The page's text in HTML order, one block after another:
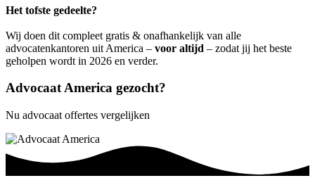
Het tofste gedeelte?
Wij doen dit compleet gratis & onafhankelijk van alle
advocatenkantoren uit America – voor altijd – zodat jij het beste
geholpen wordt in 2026 en verder.
Advocaat America gezocht?
Nu advocaat offertes vergelijken